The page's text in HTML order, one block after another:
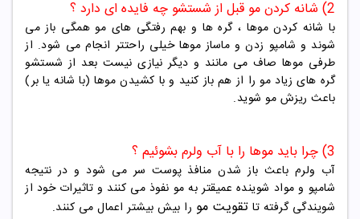
2) شانه کردن مو قبل از شستشو چه فایده ای دارد ؟​
با شانه کردن موها ، گره ها و بهم رفتگی های مو همگی باز می
شوند و شامپو زدن و ماساز موها خیلی راحتتر انجام می شود. از
طرفی موها صاف می مانند و دیگر نیازی نیست بعد از شستشو
گره های زیاد مو را از هم باز کنید و با کشیدن موها (با شانه یا بر)
باعث ریزش مو شوید.
3) چرا باید موها را با آب ولرم بشوئیم ؟​
آب ولرم باعث باز شدن منافذ پوست سر می شود و در نتیجه
شامپو و مواد شوینده عمیقتر به مو نفوذ می کنند و تاثیرات خود از
شویندگی گرفته تا تقویت مو را بیش بیشتر اعمال می کنند.